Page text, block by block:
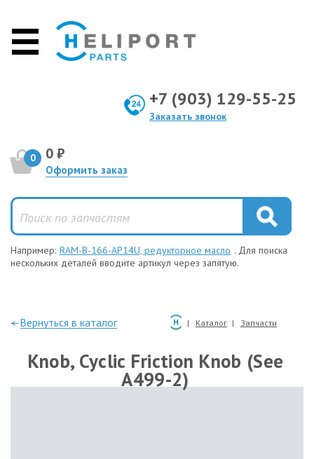
+7 (903) 129-55-25
Заказать звонок
0 0 ₽
Оформить заказ
Например: RAM-B-166-AP14U, редукторное масло . Для поиска
нескольких деталей вводите артикул через запятую.
—Вернуться в каталог Каталог Запчасти
Knob, Cyclic Friction Knob (See
A499-2)